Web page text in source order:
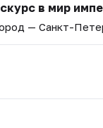
в мир
— Санкт-